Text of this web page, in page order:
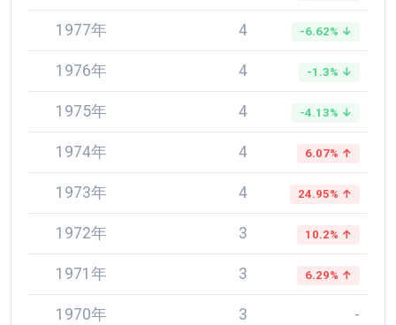
1977年 4 -6.62% ↓
1976年 4 -1.3% ↓
1975年 4 -4.13% ↓
1974年 4 6.07% ↑
1973年 4 24.95% ↑
1972年 3 10.2% ↑
1971年 3 6.29% ↑
1970年 3 -